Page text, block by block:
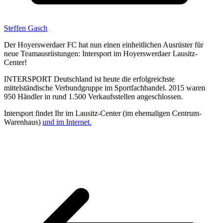
Steffen Gasch
Der Hoyerswerdaer FC hat nun einen einheitlichen Ausrüster für
neue Teamausrüstungen: Intersport im Hoyerswerdaer Lausitz-
Center!
INTERSPORT Deutschland ist heute die erfolgreichste
mittelständische Verbundgruppe im Sportfachhandel. 2015 waren
950 Händler in rund 1.500 Verkaufsstellen angeschlossen.
Intersport findet Ihr im Lausitz-Center (im ehemaligen Centrum-
Warenhaus) und im Internet.